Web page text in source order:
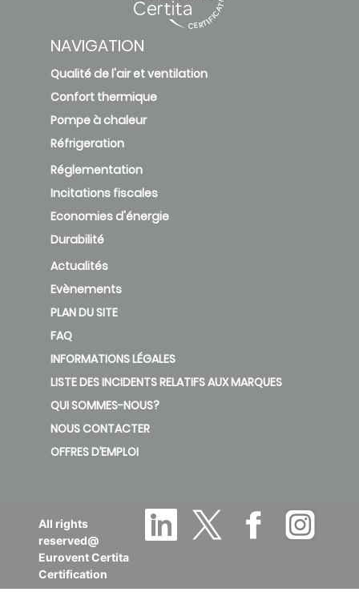
AWHP
11MR-
FSCR
24P
HYBRID
V200
deleted
FSCR
24PF
AWHP
11MR-
FSCR
V200
deleted
NAVIGATION
Qualité de l'air et ventilation
Confort thermique
Pompe à chaleur
Réfrigeration
Réglementation
Incitations fiscales
Economies d'énergie
Durabilité
Actualités
Evènements
PLAN DU SITE
FAQ
INFORMATIONS LÉGALES
LISTE DES INCIDENTS RELATIFS AUX MARQUES
QUI SOMMES-NOUS?
NOUS CONTACTER
OFFRES D’EMPLOI
All rights
reserved@
Eurovent Certita
Certification